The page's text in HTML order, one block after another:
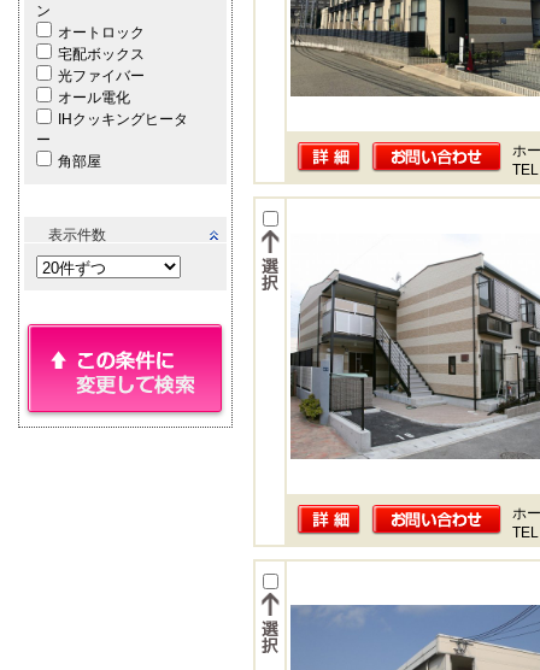
ン
オートロック
宅配ボックス
光ファイバー
オール電化
IHクッキングヒータ
ー
角部屋
表示件数
ホ
ホ